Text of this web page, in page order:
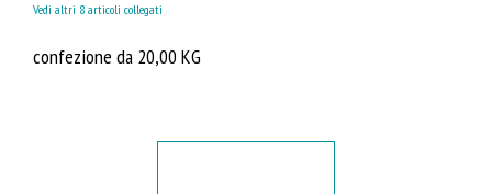
Vedi altri 8 articoli collegati
confezione da 20,00 KG